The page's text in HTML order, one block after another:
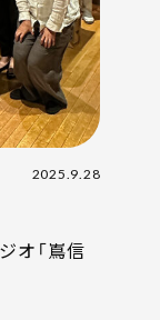
2025.9.28
オ「嶌信